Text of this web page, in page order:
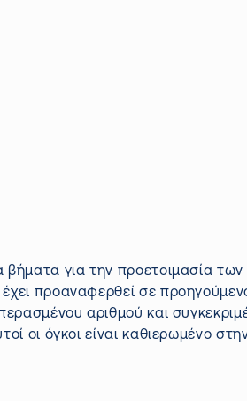
για την προετοιμασία
προαναφερθεί σε
αριθμού και
οι όγκοι είναι καθιερωμένο